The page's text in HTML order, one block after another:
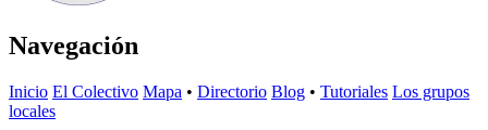
Navegación
Inicio El Colectivo Mapa • Directorio Blog • Tutoriales Los grupos
locales